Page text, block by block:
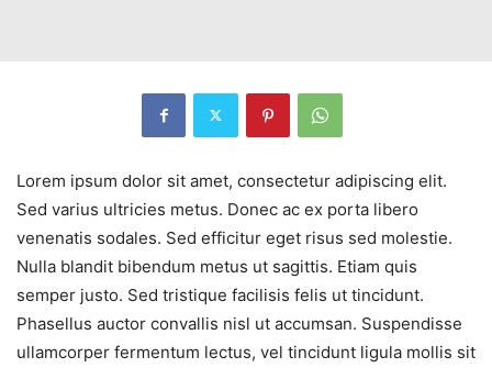
Lorem ipsum dolor sit amet, consectetur adipiscing elit.
Sed varius ultricies metus. Donec ac ex porta libero
venenatis sodales. Sed efficitur eget risus sed molestie.
Nulla blandit bibendum metus ut sagittis. Etiam quis
semper justo. Sed tristique facilisis felis ut tincidunt.
Phasellus auctor convallis nisl ut accumsan. Suspendisse
ullamcorper fermentum lectus, vel tincidunt ligula mollis sit